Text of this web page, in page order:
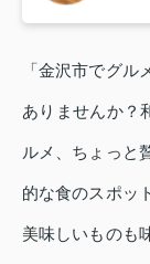
「金沢市でグ
ありませんか？
ルメ、ちょっと
的な食のスポッ
美味しいものも